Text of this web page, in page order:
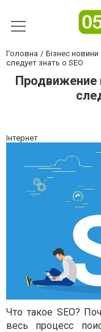
Головна Бізнес новини
следует знать о SEO
Продвижение
Інтернет
Что такое SEO?
весь процесс